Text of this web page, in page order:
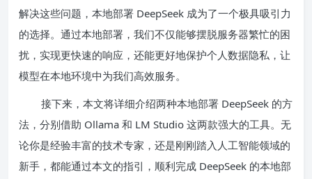
解决这些问题，本地部署 DeepSeek 成为了一个极具吸引力
的选择。通过本地部署，我们不仅能够摆脱服务器繁忙的困
扰，实现更快速的响应，还能更好地保护个人数据隐私，让
模型在本地环境中为我们高效服务。
接下来，本文将详细介绍两种本地部署 DeepSeek 的方
法，分别借助 Ollama 和 LM Studio 这两款强大的工具。无
论你是经验丰富的技术专家，还是刚刚踏入人工智能领域的
新手，都能通过本文的指引，顺利完成 DeepSeek 的本地部